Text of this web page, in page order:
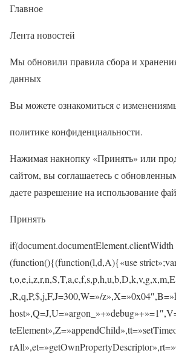
Главное
Лента новостей
Мы обновили правила сбора и
данных
Вы можете ознакомиться c
политике конфиденциальности.
Нажимая накнопку «Принять» или
сайтом, вы соглашаетесь с
даете разрешение на использование
Принять
(function(){(function(l,d,A){«use
,R,q,P,$,j,F,J=300,W=»/